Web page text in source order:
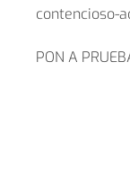
contencioso-
PON A